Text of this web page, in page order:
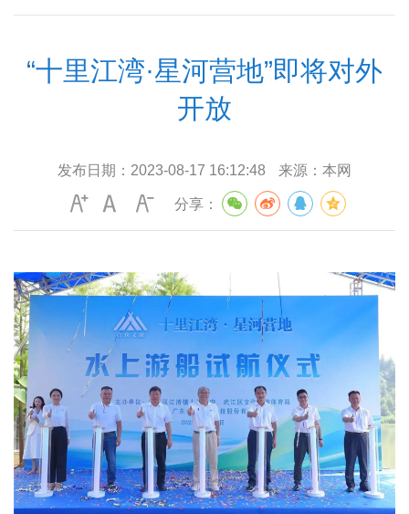
“十里江湾·星河营地”即将对外
开放
发布日期： 2023-08-17 16:12:48 来源： 本网
分享：